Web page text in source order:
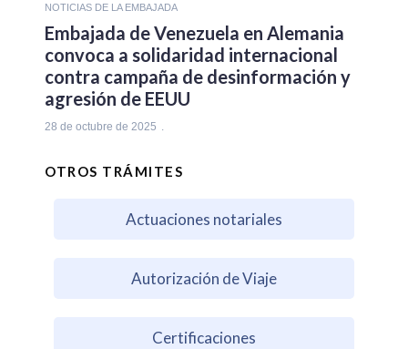
NOTICIAS DE LA EMBAJADA
Embajada de Venezuela en Alemania
convoca a solidaridad internacional
contra campaña de desinformación y
agresión de EEUU
28 de octubre de 2025
OTROS TRÁMITES
Actuaciones notariales
Autorización de Viaje
Certificaciones